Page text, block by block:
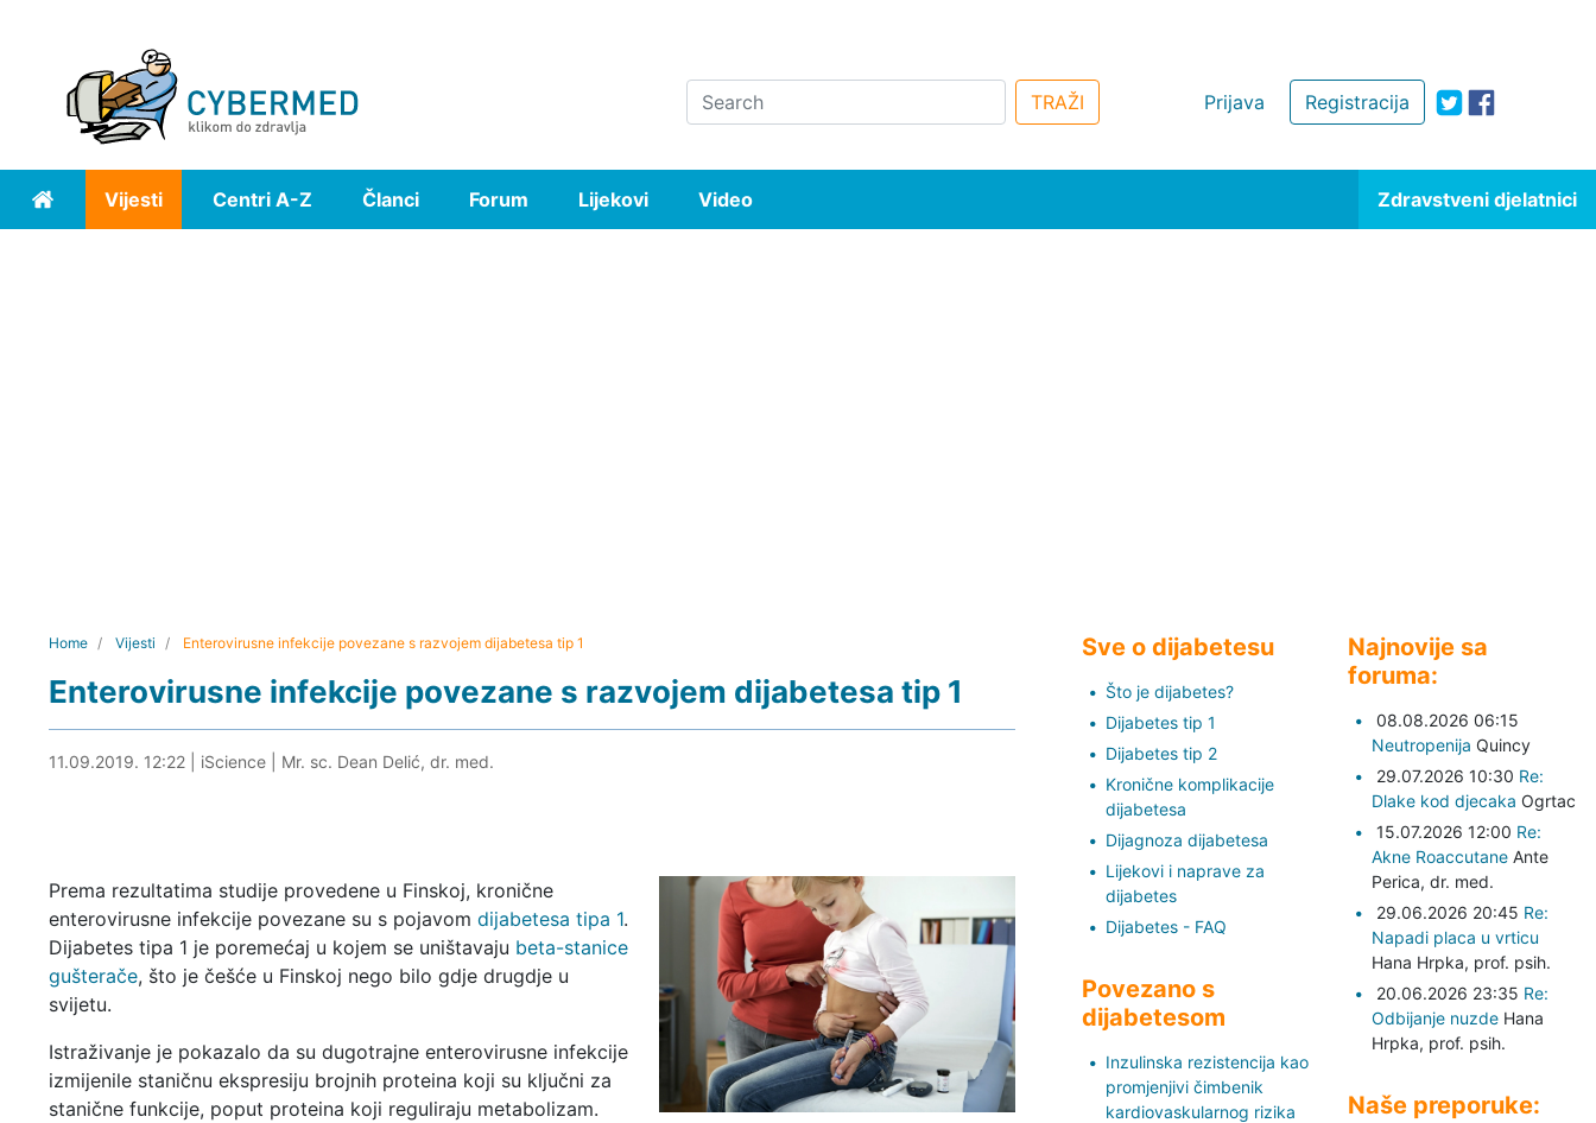
Registracija
Prijava
Search TRAŽI
Home Vijesti Centri A-Z Članci Forum Lijekovi Video Zdravstveni djelatnici
Home Vijesti Enterovirusne infekcije povezane s razvojem dijabetesa tip 1
Enterovirusne infekcije povezane s razvojem dijabetesa tip 1
11.09.2019. 12:40
11.09.2019. 12:22| iScience| Mr. sc. Dean Delić, dr. med.
Prema rezultatima studije provedene u Finskoj, kronične
enterovirusne infekcije povezane su s pojavom dijabetesa tipa 1.
Dijabetes tipa 1 je poremećaj u kojem se uništavaju beta-stanice
gušterače, što je češće u Finskoj nego bilo gdje drugdje u
svijetu.
Istraživanje je pokazalo da su dugotrajne enterovirusne infekcije
izmijenile staničnu ekspresiju brojnih proteina koji su ključni za
stanične funkcije, poput proteina koji reguliraju metabolizam.
Sve o dijabetesu
Što je dijabetes?
Dijabetes tip 1
Dijabetes tip 2
Kronične komplikacije
dijabetesa
Dijagnoza dijabetesa
Lijekovi i naprave za
dijabetes
Dijabetes - FAQ
Povezano s
dijabetesom
Inzulinska rezistencija kao
promjenjivi čimbenik
kardiovaskularnog rizika
Najnovije sa
foruma:
08.08.2026 06:15
Neutropenija Quincy
29.07.2026 10:30 Re:
Dlake kod djecaka Ogrtac
15.07.2026 12:00 Re:
Akne Roaccutane Ante
Perica, dr. med.
29.06.2026 20:45 Re:
Napadi placa u vrticu
Hana Hrpka, prof. psih.
20.06.2026 23:35 Re:
Odbijanje nuzde Hana
Hrpka, prof. psih.
Naše preporuke: